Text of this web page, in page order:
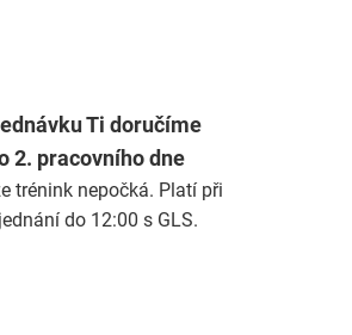
Ti doručíme
2. pracovního dne
trénink nepočká. Platí při
do 12:00 s GLS.